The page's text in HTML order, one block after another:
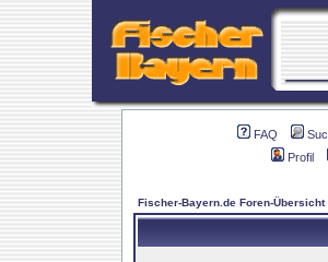
FAQ
Profil
Fischer-Bayern.de Foren-Übersicht